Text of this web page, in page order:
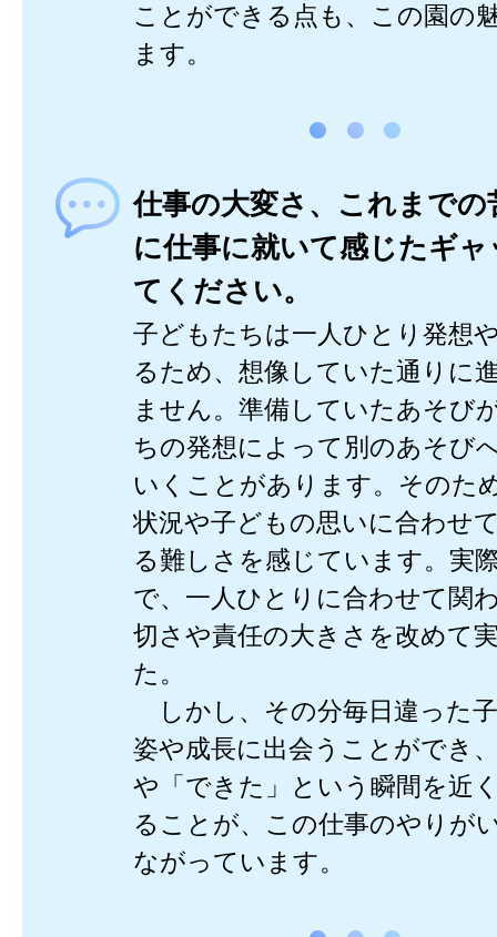
ことができる点も、この園の
ます。
仕事の大変さ、これまでの
に仕事に就いて感じたギ
てください。
子どもたちは一人ひとり発想
るため、想像していた通りに
ません。準備していたあそび
ちの発想によって別のあそび
いくことがあります。そのた
状況や子どもの思いに合わせ
る難しさを感じています。実
で、一人ひとりに合わせて関
切さや責任の大きさを改めて
た。
しかし、その分毎日違った
姿や成長に出会うことができ
や「できた」という瞬間を近
ることが、この仕事のやりが
ながっています。